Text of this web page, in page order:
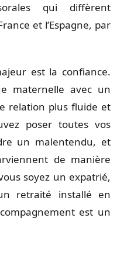
qui diffèrent
et l’Espagne, par
est la confiance.
maternelle avec un
relation plus fluide et
poser toutes vos
un malentendu, et
de manière
soyez un expatrié,
retraité installé en
est un